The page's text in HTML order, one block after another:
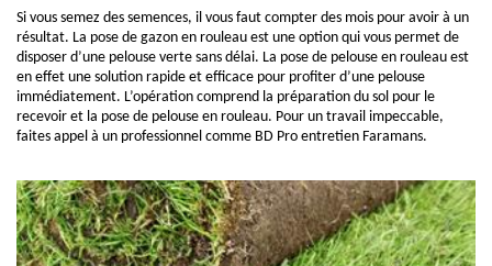
Si vous semez des semences, il vous faut compter des mois pour avoir à un
résultat. La pose de gazon en rouleau est une option qui vous permet de
disposer d’une pelouse verte sans délai. La pose de pelouse en rouleau est
en effet une solution rapide et efficace pour profiter d’une pelouse
immédiatement. L’opération comprend la préparation du sol pour le
recevoir et la pose de pelouse en rouleau. Pour un travail impeccable,
faites appel à un professionnel comme BD Pro entretien Faramans.